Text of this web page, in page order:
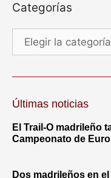
Categorías
Últimas noticias
El Trail-O madrileño
Campeonato de
Dos madrileños en